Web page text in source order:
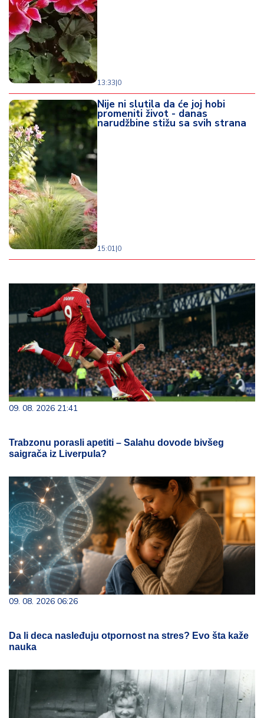
13:33|0
Nije ni slutila da će joj hobi
promeniti život - danas
narudžbine stižu sa svih strana
15:01|0
09. 08. 2026 21:41
Trabzonu porasli apetiti – Salahu dovode bivšeg
saigrača iz Liverpula?
09. 08. 2026 06:26
Da li deca nasleđuju otpornost na stres? Evo šta kaže
nauka